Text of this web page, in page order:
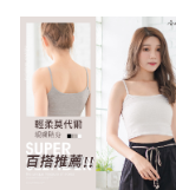
超商取貨付款
LINE Pay
Apple Pay
街口支付